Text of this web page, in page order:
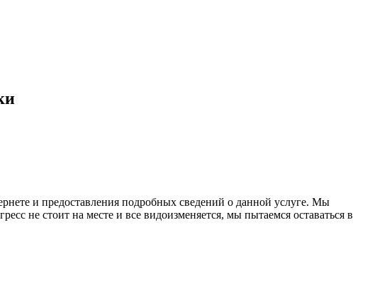
и предоставления подробных сведений о данной услуге. Мы
не стоит на месте и все видоизменяется, мы пытаемся оставаться в